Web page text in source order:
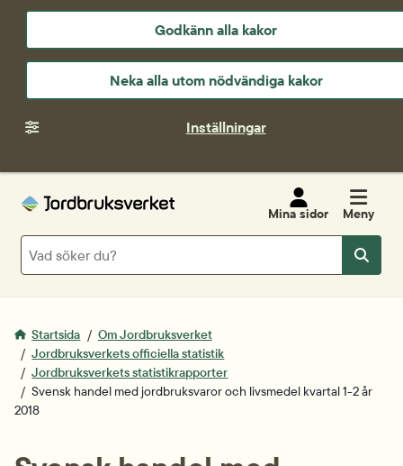
Godkänn alla kakor
Neka alla utom nödvändiga kakor
Inställningar
Mina sidor Meny
Sök
Sök
Startsida
Om Jordbruksverket
Jordbruksverkets officiella statistik
Jordbruksverkets statistikrapporter
Svensk handel med jordbruksvaror och livsmedel kvartal 1-2 år
2018